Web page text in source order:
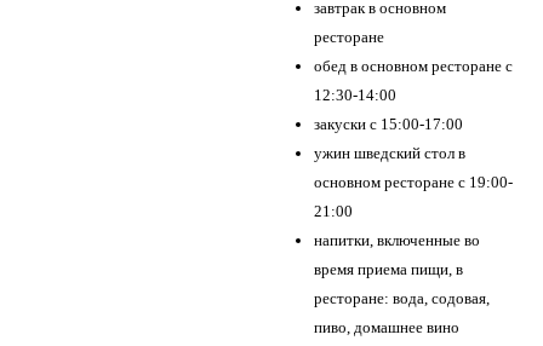
завтрак в основном
ресторане
обед в основном ресторане с
12:30-14:00
закуски с 15:00-17:00
ужин шведский стол в
основном ресторане с 19:00-
21:00
напитки, включенные во
время приема пищи, в
ресторане: вода, содовая,
пиво, домашнее вино